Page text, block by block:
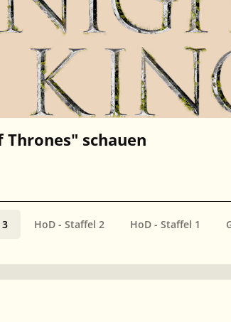
Thrones" schauen
HoD - Staffel 2 HoD - Staffel 1